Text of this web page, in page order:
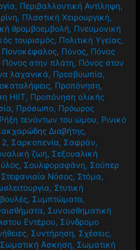
, Περιβαλλοντική Αντίληψη,
, Πλαστική Χειρουργική,
θρομβοεμβολή, Πνευμονική
τουρισμός, Πολιτική Υγείας,
Πονοκέφαλος, Πόνος, Πόνος
Πόνος στην πλάτη, Πόνος στον
λαχανικά, Πρεσβυωπία,
, Προπόνηση,
HIIT, Προπόνηση ολικής
, Πρόσωπο, Πρόωρος
Ρήξη τενόντων του ώμου, Ρινικό
Διαβήτης,
, Σαρκοπενία, Σαφράν,
ζωή, Σεξουαλική
, Σουλφοραφάνη, Σούπερ
Στεφανιαία Νόσος, Στόμα,
, Στυτική
, Συμπτώματα,
, Συναισθηματική
Εντέρου, Σύνδρομο
, Συντήρηση, Σχέσεις,
Σωματική Άσκηση, Σωματική